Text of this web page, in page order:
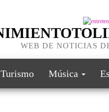
WEB DE NOTICIAS
Turismo Música